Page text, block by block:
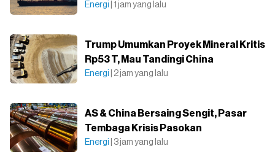
Energi | 1 jam yang lalu
Trump Umumkan Proyek Mineral Kritis
Rp53 T, Mau Tandingi China
Energi | 2 jam yang lalu
AS & China Bersaing Sengit, Pasar
Tembaga Krisis Pasokan
Energi | 3 jam yang lalu